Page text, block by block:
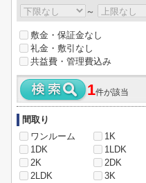
～
敷金・保証金なし
礼金・敷引なし
共益費・管理費込み
1件が該当
間取り
ワンルーム
1K
1DK
1LDK
2K
2DK
2LDK
3K